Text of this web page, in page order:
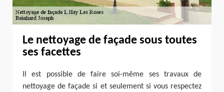
Le nettoyage de façade sous toutes
ses facettes
Il est possible de faire soi-même ses travaux de
nettoyage de façade si et seulement si vous respectez